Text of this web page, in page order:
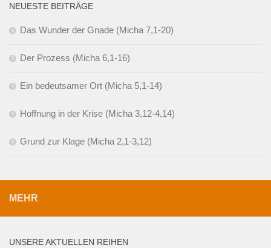
NEUESTE BEITRÄGE
Das Wunder der Gnade (Micha 7,1-20)
Der Prozess (Micha 6,1-16)
Ein bedeutsamer Ort (Micha 5,1-14)
Hoffnung in der Krise (Micha 3,12-4,14)
Grund zur Klage (Micha 2,1-3,12)
MEHR
UNSERE AKTUELLEN REIHEN